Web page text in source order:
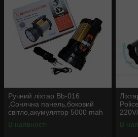
Ручний ліхтар Bb-016
,Сонячна панель,боковий
світло,акумулятор 5000 mah
В наявності
В